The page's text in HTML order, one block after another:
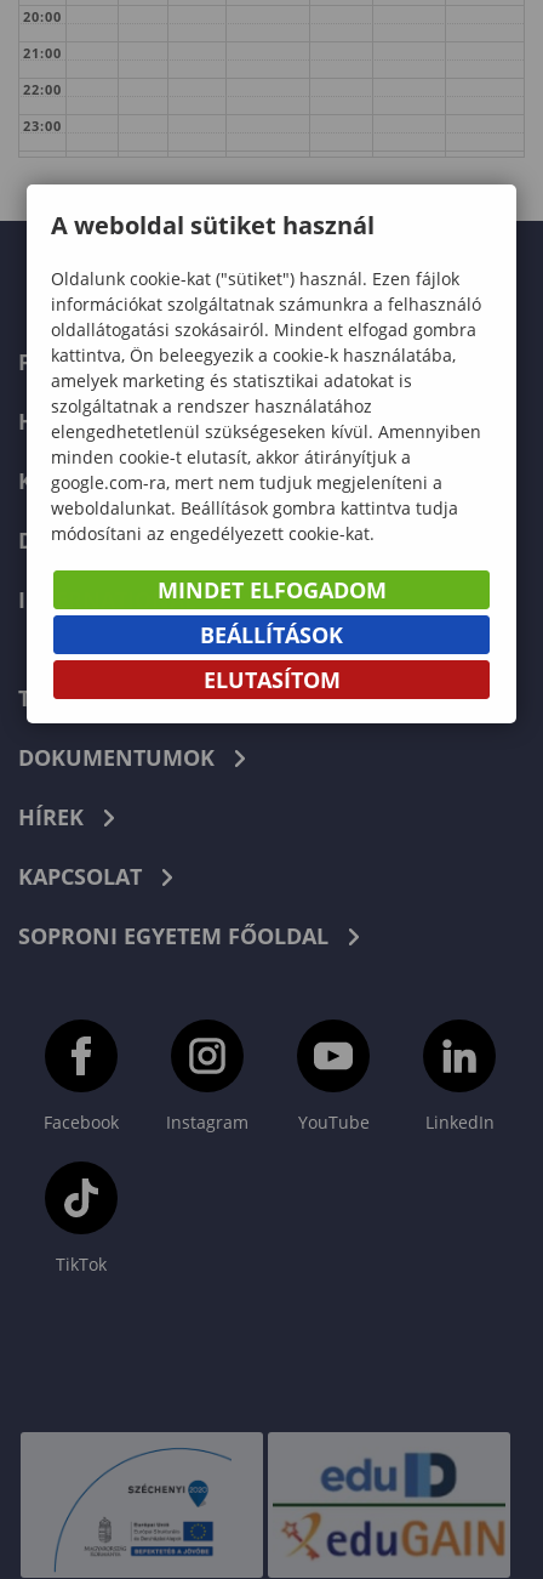
20:00
21:00
22:00
23:00
FELVÉTELIZŐKNEK
HALLGATÓKNAK
KÉPZÉSEK
DOKTORI ISKOLA
INTERNATIONAL
TELEFONKÖNYV
DOKUMENTUMOK
HÍREK
KAPCSOLAT
SOPRONI EGYETEM FŐOLDAL
Facebook Instagram YouTube LinkedIn
TikTok
A weboldal sütiket használ
Oldalunk cookie-kat ("sütiket") használ. Ezen fájlok
információkat szolgáltatnak számunkra a felhasználó
oldallátogatási szokásairól. Mindent elfogad gombra
kattintva, Ön beleegyezik a cookie-k használatába,
amelyek marketing és statisztikai adatokat is
szolgáltatnak a rendszer használatához
elengedhetetlenül szükségeseken kívül. Amennyiben
minden cookie-t elutasít, akkor átirányítjuk a
google.com-ra, mert nem tudjuk megjeleníteni a
weboldalunkat. Beállítások gombra kattintva tudja
módosítani az engedélyezett cookie-kat.
MINDET ELFOGADOM
BEÁLLÍTÁSOK
ELUTASÍTOM